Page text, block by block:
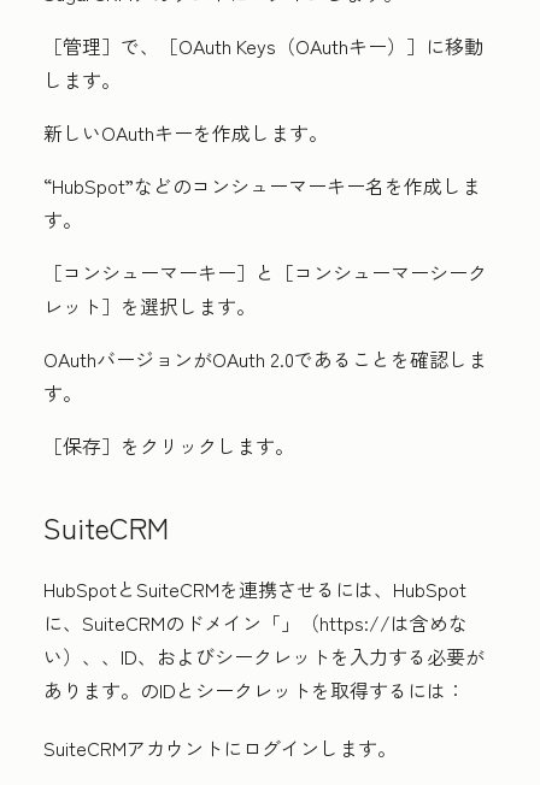
［管理］ で、 ［OAuth Keys（OAuthキー）］ に移動
します。
新しいOAuthキーを作成します。
“HubSpot”などのコンシューマーキー名 を作成しま
す。
［コンシューマーキー］ と ［コンシューマーシーク
レット］ を選択します。
OAuthバージョンがOAuth 2.0であることを確認しま
す。
［保存］ をクリックします。
SuiteCRM
HubSpotとSuiteCRMを連携させるには、HubSpot
に、 SuiteCRMのドメイン「 」（https://は含めな
い）、 、ID、およびシークレットを入力する必要が
あります。 のIDとシークレットを取得するには：
SuiteCRMアカウントにログインします。